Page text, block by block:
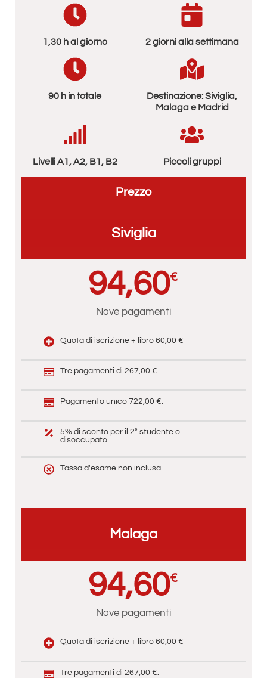
1,30 h al giorno 2 giorni alla settimana
90 h in totale
Destinazione: Siviglia,
Malaga e Madrid
Livelli A1, A2, B1, B2 Piccoli gruppi
Prezzo
Siviglia
94,60€
Nove pagamenti
Quota di iscrizione + libro 60,00 €
Tre pagamenti di 267,00 €.
Pagamento unico 722,00 €.
5% di sconto per il 2° studente o
disoccupato
Tassa d'esame non inclusa
Malaga
94,60€
Nove pagamenti
Quota di iscrizione + libro 60,00 €
Tre pagamenti di 267,00 €.